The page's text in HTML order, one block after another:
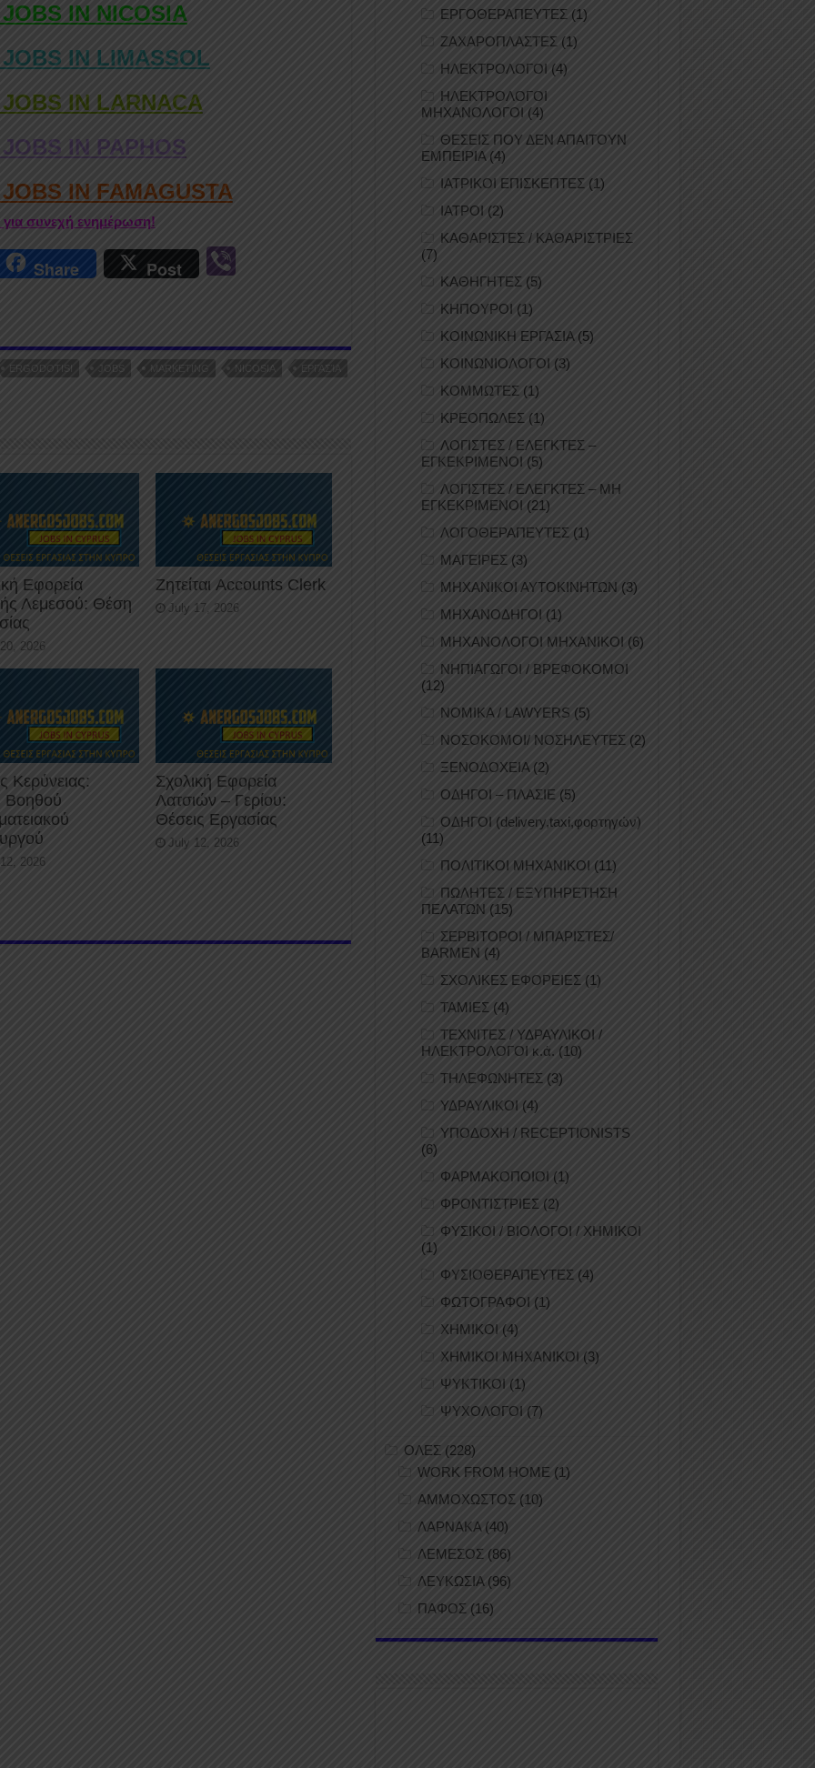
IN NICOSIA
IN LIMASSOL
IN LARNACA
IN PAPHOS
IN FAMAGUSTA
για συνεχή ενημέρωση!
Share Post
ERGODOTISI JOBS MARKETING NICOSIA
ΕΡΓΑΣΊΑ
Εφορεία
Λεμεσού: Θέση
2026
Ζητείται Accounts Clerk
July 17, 2026
Κερύνειας:
Βοηθού
2026
Σχολική Εφορεία
Λατσιών – Γερίου:
Θέσεις Εργασίας
July 12, 2026
ΕΡΓΟΘΕΡΑΠΕΥΤΕΣ (1)
ΖΑΧΑΡΟΠΛΑΣΤΕΣ (1)
ΗΛΕΚΤΡΟΛΟΓΟΙ (4)
ΗΛΕΚΤΡΟΛΟΓΟΙ
ΜΗΧΑΝΟΛΟΓΟΙ (4)
ΘΕΣΕΙΣ ΠΟΥ ΔΕΝ ΑΠΑΙΤΟΥΝ
ΕΜΠΕΙΡΙΑ(4)
ΙΑΤΡΙΚΟΙ ΕΠΙΣΚΕΠΤΕΣ (1)
ΙΑΤΡΟΙ (2)
ΚΑΘΑΡΙΣΤΕΣ / ΚΑΘΑΡΙΣΤΡΙΕΣ
(7)
ΚΑΘΗΓΗΤΕΣ (5)
ΚΗΠΟΥΡΟΙ (1)
ΚΟΙΝΩΝΙΚΗ ΕΡΓΑΣΙΑ(5)
ΚΟΙΝΩΝΙΟΛΟΓΟΙ (3)
ΚΟΜΜΩΤΕΣ (1)
ΚΡΕΟΠΩΛΕΣ (1)
ΛΟΓΙΣΤΕΣ / ΕΛΕΓΚΤΕΣ –
ΕΓΚΕΚΡΙΜΕΝΟΙ (5)
ΛΟΓΙΣΤΕΣ / ΕΛΕΓΚΤΕΣ – ΜΗ
ΕΓΚΕΚΡΙΜΕΝΟΙ (21)
ΛΟΓΟΘΕΡΑΠΕΥΤΕΣ (1)
ΜΑΓΕΙΡΕΣ (3)
ΜΗΧΑΝΙΚΟΙ ΑΥΤΟΚΙΝΗΤΩΝ (3)
ΜΗΧΑΝΟΔΗΓΟΙ (1)
ΜΗΧΑΝΟΛΟΓΟΙ ΜΗΧΑΝΙΚΟΙ (6)
ΝΗΠΙΑΓΩΓΟΙ / ΒΡΕΦΟΚΟΜΟΙ
(12)
ΝΟΜΙΚΑ / LAWYERS (5)
ΝΟΣΟΚΟΜΟΙ/ ΝΟΣΗΛΕΥΤΕΣ (2)
ΞΕΝΟΔΟΧΕΙΑ(2)
ΟΔΗΓΟΙ – ΠΛΑΣΙΕ (5)
ΟΔΗΓΟΙ (delivery,taxi,φορτηγών)
(11)
ΠΟΛΙΤΙΚΟΙ ΜΗΧΑΝΙΚΟΙ (11)
ΠΩΛΗΤΕΣ / ΕΞΥΠΗΡΕΤΗΣΗ
ΠΕΛΑΤΩΝ (15)
ΣΕΡΒΙΤΟΡΟΙ / ΜΠΑΡΙΣΤΕΣ/
BARMEN (4)
ΣΧΟΛΙΚΕΣ ΕΦΟΡΕΙΕΣ (1)
ΤΑΜΙΕΣ (4)
ΤΕΧΝΙΤΕΣ / ΥΔΡΑΥΛΙΚΟΙ /
ΗΛΕΚΤΡΟΛΟΓΟΙ κ.ά. (10)
ΤΗΛΕΦΩΝΗΤΕΣ (3)
ΥΔΡΑΥΛΙΚΟΙ (4)
ΥΠΟΔΟΧΗ / RECEPTIONISTS
(6)
ΦΑΡΜΑΚΟΠΟΙΟΙ (1)
ΦΡΟΝΤΙΣΤΡΙΕΣ (2)
ΦΥΣΙΚΟΙ / ΒΙΟΛΟΓΟΙ / ΧΗΜΙΚΟΙ
(1)
ΦΥΣΙΟΘΕΡΑΠΕΥΤΕΣ (4)
ΦΩΤΟΓΡΑΦΟΙ (1)
ΧΗΜΙΚΟΙ (4)
ΧΗΜΙΚΟΙ ΜΗΧΑΝΙΚΟΙ (3)
ΨΥΚΤΙΚΟΙ (1)
ΨΥΧΟΛΟΓΟΙ (7)
ΟΛΕΣ (228)
WORK FROM HOME (1)
ΑΜΜΟΧΩΣΤΟΣ (10)
ΛΑΡΝΑΚΑ (40)
ΛΕΜΕΣΟΣ (86)
ΛΕΥΚΩΣΙΑ(96)
ΠΑΦΟΣ (16)